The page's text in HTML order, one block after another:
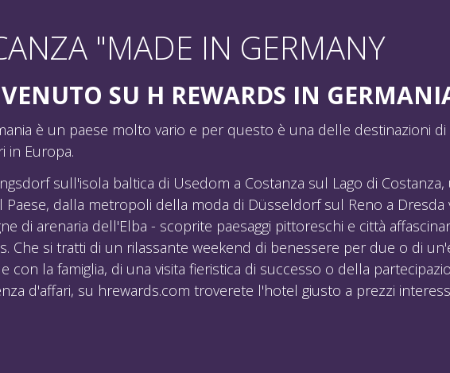
"MADE IN GERMANY
SU H REWARDS IN
è un paese molto vario e per questo è una delle destinazioni di
in Europa.
sull'isola baltica di Usedom a Costanza sul Lago di
Paese, dalla metropoli della moda di Düsseldorf sul Reno a Dresda
di arenaria dell'Elba - scoprite paesaggi pittoreschi e città
Che si tratti di un rilassante weekend di benessere per due o di
con la famiglia, di una visita fieristica di successo o della
d'affari, su hrewards.com troverete l'hotel giusto a prezzi